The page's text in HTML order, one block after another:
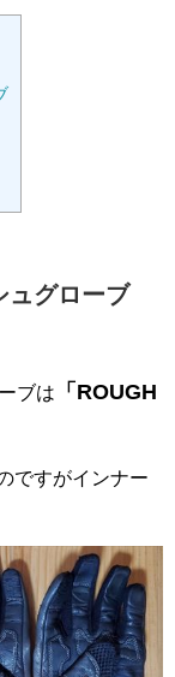
ュグローブ
ブは 「ROUGH
ですがインナー